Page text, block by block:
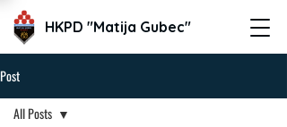
HKPD "Matija Gubec"
Post
All Posts